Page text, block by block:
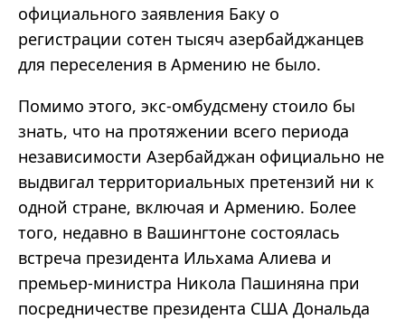
официального заявления Баку о
регистрации сотен тысяч азербайджанцев
для переселения в Армению не было.
Помимо этого, экс-омбудсмену стоило бы
знать, что на протяжении всего периода
независимости Азербайджан официально не
выдвигал территориальных претензий ни к
одной стране, включая и Армению. Более
того, недавно в Вашингтоне состоялась
встреча президента Ильхама Алиева и
премьер-министра Никола Пашиняна при
посредничестве президента США Дональда